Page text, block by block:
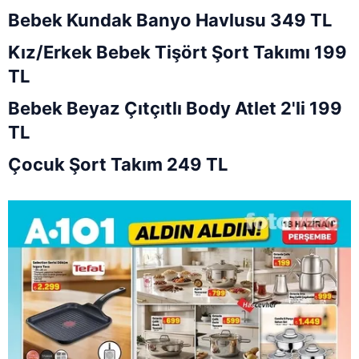
Bebek Kundak Banyo Havlusu 349 TL
Kız/Erkek Bebek Tişört Şort Takımı 199
TL
Bebek Beyaz Çıtçıtlı Body Atlet 2'li 199
TL
Çocuk Şort Takım 249 TL